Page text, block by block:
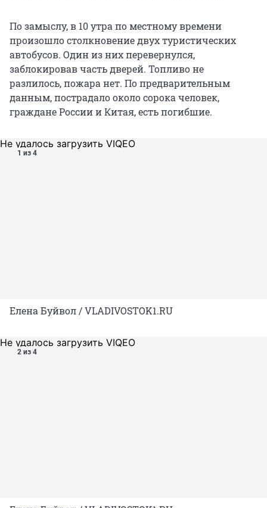
По замыслу, в 10 утра по местному времени
произошло столкновение двух туристических
автобусов. Один из них перевернулся,
заблокировав часть дверей. Топливо не
разлилось, пожара нет. По предварительным
данным, пострадало около сорока человек,
граждане России и Китая, есть погибшие.
Не удалось загрузить VIQEO
1 из 4
Елена Буйвол / VLADIVOSTOK1.RU
Не удалось загрузить VIQEO
2 из 4